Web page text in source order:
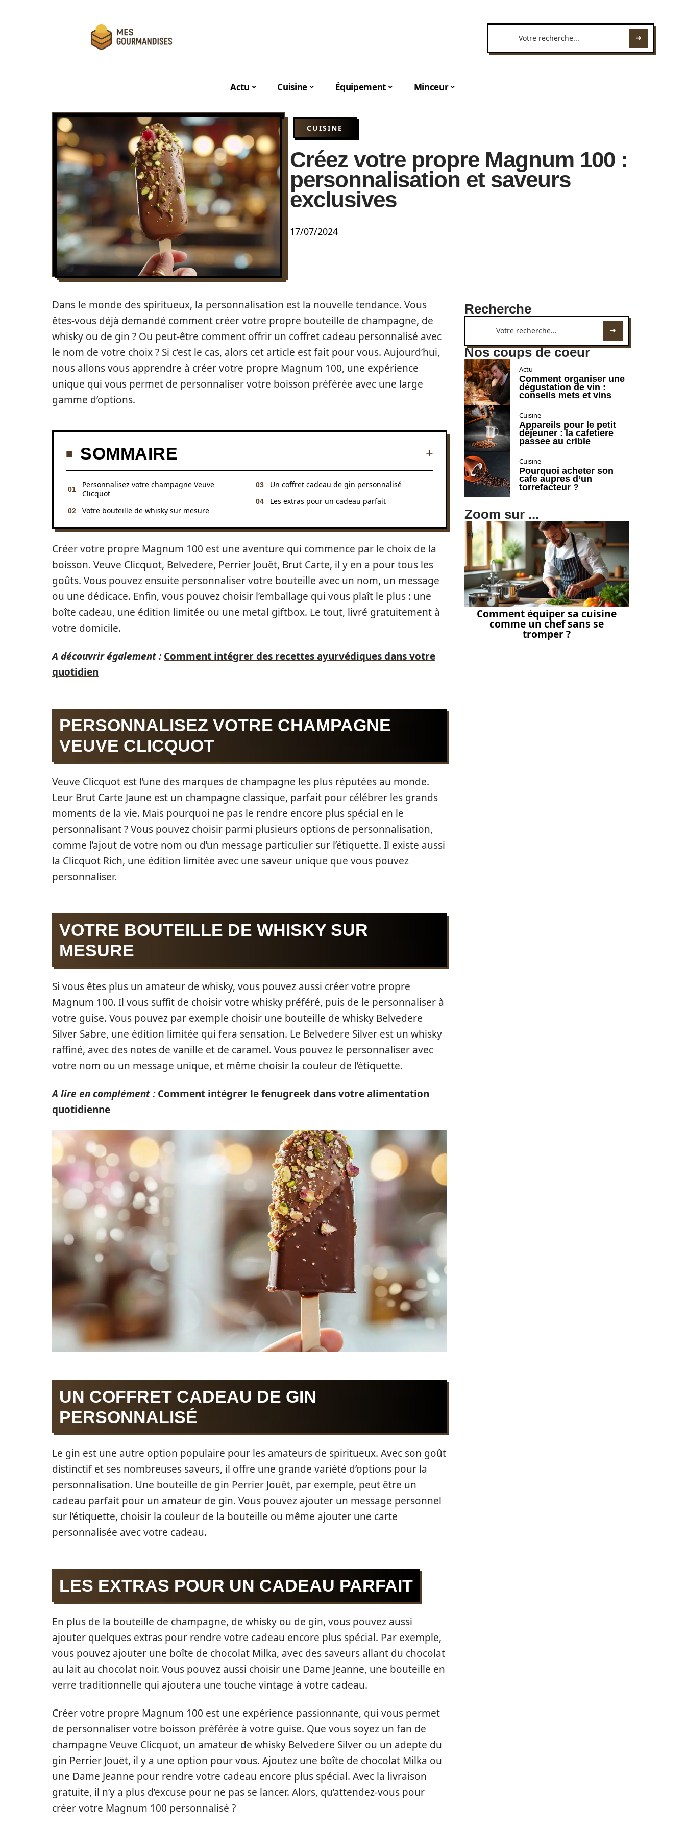
Actu Cuisine Équipement Minceur
CUISINE
Créez votre propre Magnum 100 :
personnalisation et saveurs
exclusives
17/07/2024
Dans le monde des spiritueux, la personnalisation est la nouvelle tendance. Vous
êtes-vous déjà demandé comment créer votre propre bouteille de champagne, de
whisky ou de gin ? Ou peut-être comment offrir un coffret cadeau personnalisé avec
le nom de votre choix ? Si c’est le cas, alors cet article est fait pour vous. Aujourd’hui,
nous allons vous apprendre à créer votre propre Magnum 100, une expérience
unique qui vous permet de personnaliser votre boisson préférée avec une large
gamme d’options.
SOMMAIRE
Personnalisez votre champagne Veuve
Clicquot
Votre bouteille de whisky sur mesure
Un coffret cadeau de gin personnalisé
Les extras pour un cadeau parfait
Créer votre propre Magnum 100 est une aventure qui commence par le choix de la
boisson. Veuve Clicquot, Belvedere, Perrier Jouët, Brut Carte, il y en a pour tous les
goûts. Vous pouvez ensuite personnaliser votre bouteille avec un nom, un message
ou une dédicace. Enfin, vous pouvez choisir l’emballage qui vous plaît le plus : une
boîte cadeau, une édition limitée ou une metal giftbox. Le tout, livré gratuitement à
votre domicile.
A découvrir également : Comment intégrer des recettes ayurvédiques dans votre
quotidien
PERSONNALISEZ VOTRE CHAMPAGNE
VEUVE CLICQUOT
Veuve Clicquot est l’une des marques de champagne les plus réputées au monde.
Leur Brut Carte Jaune est un champagne classique, parfait pour célébrer les grands
moments de la vie. Mais pourquoi ne pas le rendre encore plus spécial en le
personnalisant ? Vous pouvez choisir parmi plusieurs options de personnalisation,
comme l’ajout de votre nom ou d’un message particulier sur l’étiquette. Il existe aussi
la Clicquot Rich, une édition limitée avec une saveur unique que vous pouvez
personnaliser.
VOTRE BOUTEILLE DE WHISKY SUR
MESURE
Si vous êtes plus un amateur de whisky, vous pouvez aussi créer votre propre
Magnum 100. Il vous suffit de choisir votre whisky préféré, puis de le personnaliser à
votre guise. Vous pouvez par exemple choisir une bouteille de whisky Belvedere
Silver Sabre, une édition limitée qui fera sensation. Le Belvedere Silver est un whisky
raffiné, avec des notes de vanille et de caramel. Vous pouvez le personnaliser avec
votre nom ou un message unique, et même choisir la couleur de l’étiquette.
A lire en complément : Comment intégrer le fenugreek dans votre alimentation
quotidienne
UN COFFRET CADEAU DE GIN
PERSONNALISÉ
Le gin est une autre option populaire pour les amateurs de spiritueux. Avec son goût
distinctif et ses nombreuses saveurs, il offre une grande variété d’options pour la
personnalisation. Une bouteille de gin Perrier Jouët, par exemple, peut être un
cadeau parfait pour un amateur de gin. Vous pouvez ajouter un message personnel
sur l’étiquette, choisir la couleur de la bouteille ou même ajouter une carte
personnalisée avec votre cadeau.
LES EXTRAS POUR UN CADEAU PARFAIT
En plus de la bouteille de champagne, de whisky ou de gin, vous pouvez aussi
ajouter quelques extras pour rendre votre cadeau encore plus spécial. Par exemple,
vous pouvez ajouter une boîte de chocolat Milka, avec des saveurs allant du chocolat
au lait au chocolat noir. Vous pouvez aussi choisir une Dame Jeanne, une bouteille en
verre traditionnelle qui ajoutera une touche vintage à votre cadeau.
Créer votre propre Magnum 100 est une expérience passionnante, qui vous permet
de personnaliser votre boisson préférée à votre guise. Que vous soyez un fan de
champagne Veuve Clicquot, un amateur de whisky Belvedere Silver ou un adepte du
gin Perrier Jouët, il y a une option pour vous. Ajoutez une boîte de chocolat Milka ou
une Dame Jeanne pour rendre votre cadeau encore plus spécial. Avec la livraison
gratuite, il n’y a plus d’excuse pour ne pas se lancer. Alors, qu’attendez-vous pour
créer votre Magnum 100 personnalisé ?
Recherche
Nos coups de coeur
Actu
Comment organiser une
dégustation de vin :
conseils mets et vins
Cuisine
Appareils pour le petit
dejeuner : la cafetiere
passee au crible
Cuisine
Pourquoi acheter son
cafe aupres d’un
torrefacteur ?
Zoom sur ...
Comment équiper sa cuisine
comme un chef sans se
tromper ?